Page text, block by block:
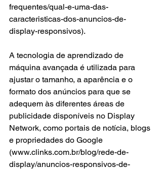
frequentes/qual-e-uma-das-
caracteristicas-dos-anuncios-de-
display-responsivos).
A tecnologia de aprendizado de
máquina avançada é utilizada para
ajustar o tamanho, a aparência e o
formato dos anúncios para que se
adequem às diferentes áreas de
publicidade disponíveis no Display
Network, como portais de notícia, blogs
e propriedades do Google
(www.clinks.com.br/blog/rede-de-
display/anuncios-responsivos-de-